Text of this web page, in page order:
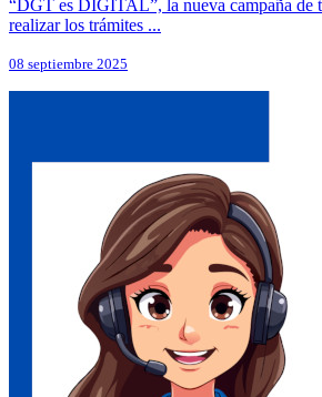
“DGT es DIGITAL”, la nueva campaña de
realizar los trámites ...
08 septiembre 2025